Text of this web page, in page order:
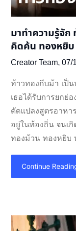
มาทำความรู้จั
คิดค้น ทองหยิบ
Creator Team,07/
ท้าวทองกีบม้า เป็
เธอได้รับการยกย่
ดัดแปลงสูตรอาหา
อยู่ในท้องถิ่น จนเ
ทองม้วน ทองหยิบ
Continue